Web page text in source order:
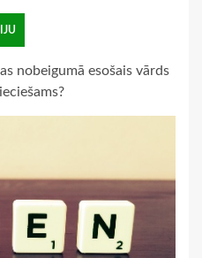
nobeigumā esošais vārds